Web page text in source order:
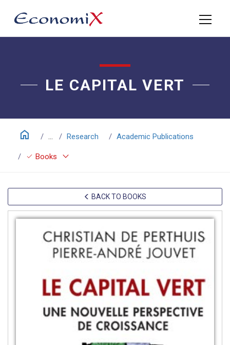
LE CAPITAL VERT
home Research Academic Publications
check Books keyboard_arrow_down
BACK TO BOOKS